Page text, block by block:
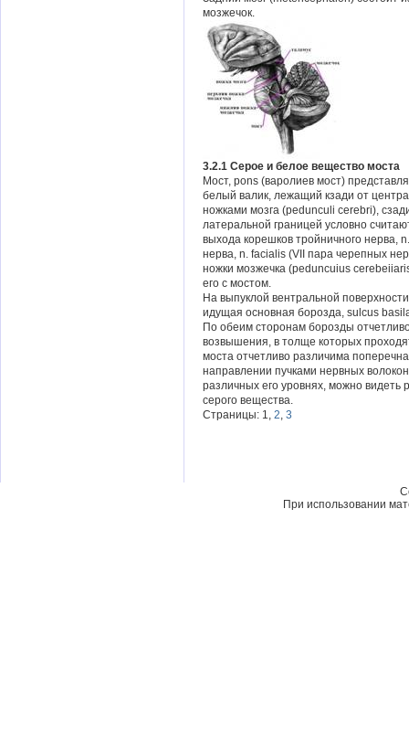
мозжечок.
3.2.1 Серое и белое вещество моста
Мост, pons (варолиев мост)
белый валик, лежащий кзади от
ножками мозга (pedunculi cerebri),
латеральной границей условно
выхода корешков тройничного нерва,
нерва, n. facialis (VII пара черепных
ножки мозжечка (peduncuius
его с мостом.
На выпуклой вентральной
идущая основная борозда, sulcus
По обеим сторонам борозды
возвышения, в толще которых
моста отчетливо различима
направлении пучками нервных
различных его уровнях, можно видеть
серого вещества.
Страницы: 1, 2, 3
При использовании